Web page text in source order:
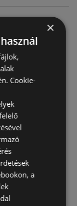
nem érvényes
2026.04.30
×
Cookie-
a